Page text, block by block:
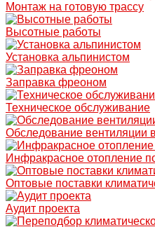
Монтаж на готовую трассу
Высотные работы
Установка альпинистом
Заправка фреоном
Техническое обслуживание
Обследование вентиляции
Инфракрасное отопление
Оптовые поставки
Аудит проекта